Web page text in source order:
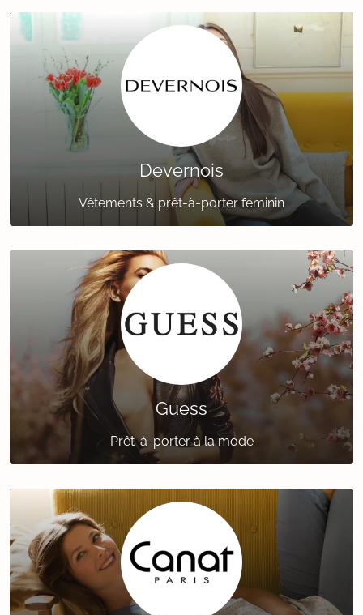
Devernois
Vêtements & prêt-à-porter féminin
Guess
Prêt-à-porter à la mode